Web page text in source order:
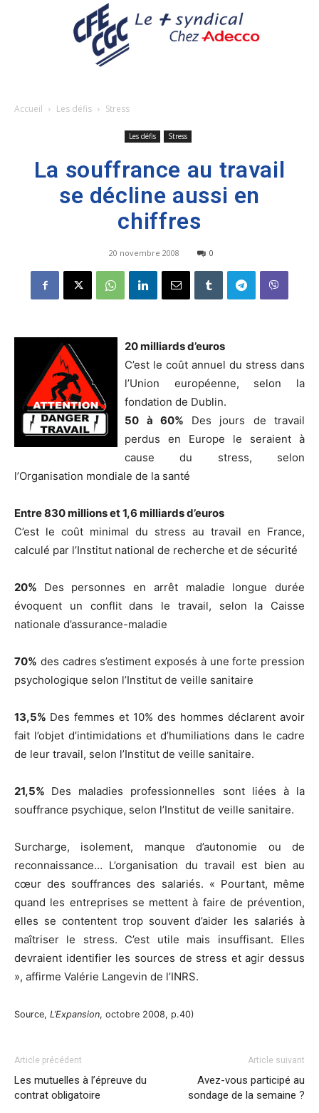
Accueil Les défis Stress
Les défis Stress
La souffrance au travail
se décline aussi en
chiffres
20 novembre 2008 0
20 milliards d’euros
C’est le coût annuel du stress dans
l’Union européenne, selon la
fondation de Dublin.
50 à 60% Des jours de travail
perdus en Europe le seraient à
cause du stress, selon
l’Organisation mondiale de la santé
Entre 830 millions et 1,6 milliards d’euros
C’est le coût minimal du stress au travail en France,
calculé par l’Institut national de recherche et de sécurité
20% Des personnes en arrêt maladie longue durée
évoquent un conflit dans le travail, selon la Caisse
nationale d’assurance-maladie
70% des cadres s’estiment exposés à une forte pression
psychologique selon l’Institut de veille sanitaire
13,5% Des femmes et 10% des hommes déclarent avoir
fait l’objet d’intimidations et d’humiliations dans le cadre
de leur travail, selon l’Institut de veille sanitaire.
21,5% Des maladies professionnelles sont liées à la
souffrance psychique, selon l’Institut de veille sanitaire.
Surcharge, isolement, manque d’autonomie ou de
reconnaissance… L’organisation du travail est bien au
cœur des souffrances des salariés. « Pourtant, même
quand les entreprises se mettent à faire de prévention,
elles se contentent trop souvent d’aider les salariés à
maîtriser le stress. C’est utile mais insuffisant. Elles
devraient identifier les sources de stress et agir dessus
», affirme Valérie Langevin de l’INRS.
Source, L’Expansion, octobre 2008, p.40)
Article précédent
Les mutuelles à l’épreuve du
contrat obligatoire
Article suivant
Avez-vous participé au
sondage de la semaine ?